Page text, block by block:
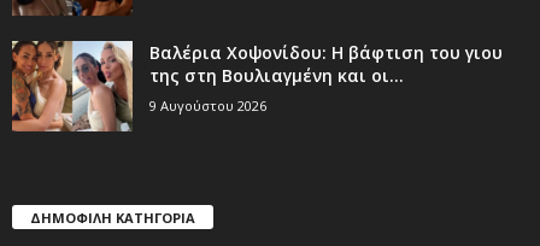
Βαλέρια Χοψονίδου: Η βάφτιση του γιου
της στη Βουλιαγμένη και οι...
9 Αυγούστου 2026
ΔΗΜΟΦΙΛΗ ΚΑΤΗΓΟΡΙΑ